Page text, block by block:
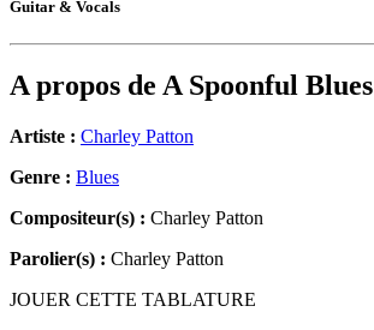
Guitar & Vocals
A propos de A Spoonful Blues
Artiste : Charley Patton
Genre : Blues
Compositeur(s) : Charley Patton
Parolier(s) : Charley Patton
JOUER CETTE TABLATURE